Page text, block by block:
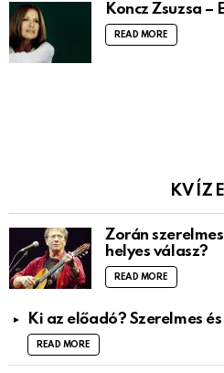
Koncz Zsuzsa –
READ MORE
Zorán
helyes válasz?
READ MORE
Ki az előadó? Szerelmes
READ MORE